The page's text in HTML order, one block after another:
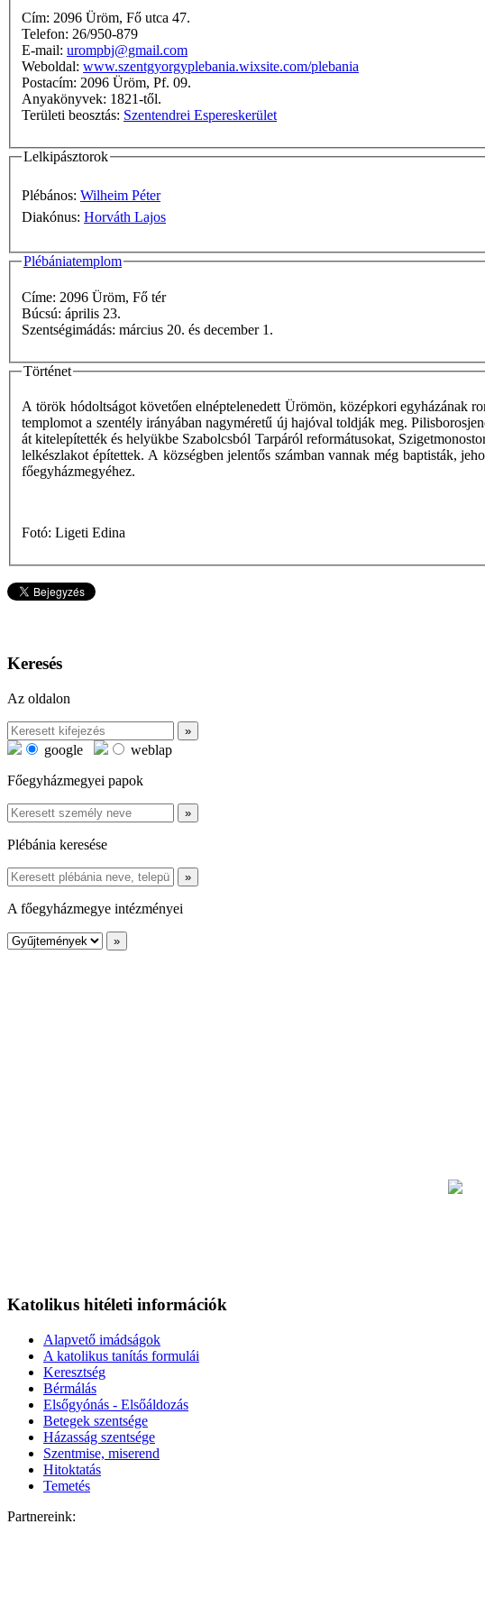
Cím: 2096 Üröm, Fő utca 47.
Telefon: 26/950-879
E-mail: urompbj@gmail.com
Weboldal: www.szentgyorgyplebania.wixsite.com/plebania
Postacím: 2096 Üröm, Pf. 09.
Anyakönyvek: 1821-től.
Területi beosztás: Szentendrei Espereskerület
Lelkipásztorok
Plébános: Wilheim Péter
Diakónus: Horváth Lajos
Plébániatemplom
Címe: 2096 Üröm, Fő tér
Búcsú: április 23.
Szentségimádás: március 20. és december 1.
Történet
A török hódoltságot követően elnéptelenedett Ürömön, középkori egyházának
templomot a szentély irányában nagyméretű új hajóval toldják meg.
át kitelepítették és helyükbe Szabolcsból Tarpáról reformátusokat,
lelkészlakot építettek. A községben jelentős számban vannak még baptisták,
főegyházmegyéhez.
Fotó: Ligeti Edina
Keresés
Az oldalon
google
weblap
Főegyházmegyei papok
Plébánia keresése
A főegyházmegye intézményei
Katolikus hitéleti információk
Alapvető imádságok
A katolikus tanítás formulái
Keresztség
Bérmálás
Elsőgyónás - Elsőáldozás
Betegek szentsége
Házasság szentsége
Szentmise, miserend
Hitoktatás
Temetés
Partnereink: